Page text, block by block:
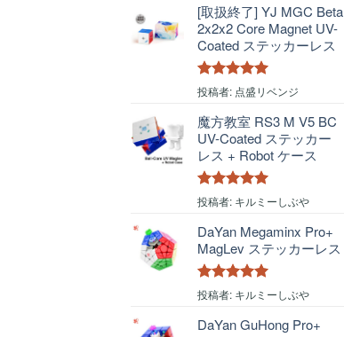
[取扱終了] YJ MGC Beta
2x2x2 Core Magnet UV-
Coated ステッカーレス
5段階中5の
投稿者: 点盛リベンジ
魔方教室 RS3 M V5 BC
UV-Coated ステッカー
レス + Robot ケース
5段階中 5 の
投稿者: キルミーしぶや
DaYan Megaminx Pro+
MagLev ステッカーレス
5段階中 5 の
投稿者: キルミーしぶや
DaYan GuHong Pro+